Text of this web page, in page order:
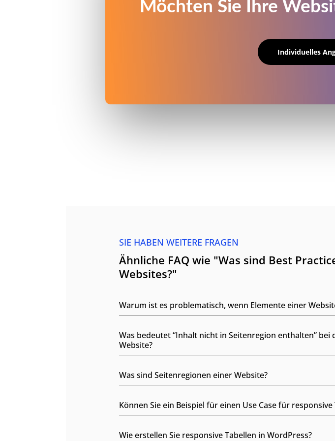
Möchten Sie Ihre
Individuelles
SIE HABEN WEITERE FRAGEN
Ähnliche FAQ wie "Was sind Best
Websites?"
Warum ist es problematisch, wenn Elemente einer
Was bedeutet “Inhalt nicht in Seitenregion enthalten”
Website?
Was sind Seitenregionen einer Website?
Können Sie ein Beispiel für einen Use Case für responsive
Wie erstellen Sie responsive Tabellen in WordPress?